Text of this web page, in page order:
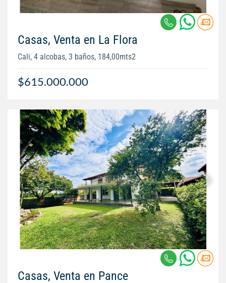
Casas, Venta en La Flora
Cali, 4 alcobas, 3 baños, 184,00mts2
$615.000.000
Casas, Venta en Pance